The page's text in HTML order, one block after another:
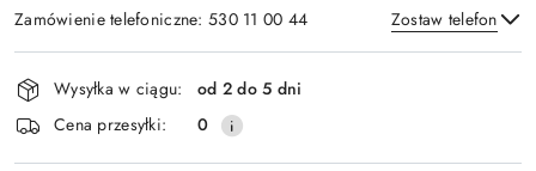
Zamówienie telefoniczne: 530 11 00 44 Zostaw telefon
Wyślij
Dostępność
i
dostawa
Wysyłka w ciągu:
od 2 do 5 dni
Cena przesyłki:
0